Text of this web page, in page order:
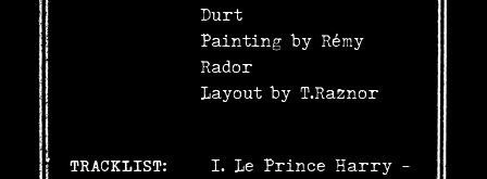
Durt
Painting by Rémy
Rador
Layout by T.Raznor
TRACKLIST:
Le Prince Harry -